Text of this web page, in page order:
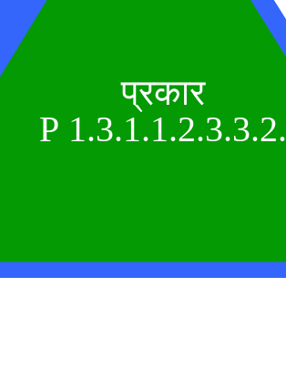
प्रकार
P 1.3.1.1.2.3.3.2.